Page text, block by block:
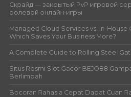
Скрайд — закрытый PvP игровой
ролевой онлайн‑игры
Managed Cloud Services vs. In-
Which Saves Your Business More?
A Complete Guide to Rolling Steel
Situs Resmi Slot Gacor BEJO88
Berlimpah
Bocoran Rahasia Cepat Dapat Cuan